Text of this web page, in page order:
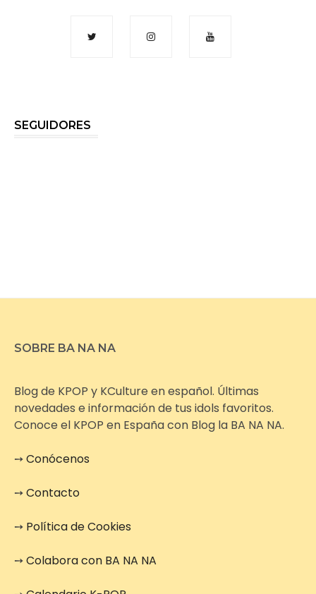
SEGUIDORES
SOBRE BA NA NA
Blog de KPOP y KCulture en español. Últimas
novedades e información de tus idols favoritos.
Conoce el KPOP en España con Blog la BA NA NA.
➙Conócenos
➙Contacto
➙ Política de Cookies
➙Colabora con BA NA NA